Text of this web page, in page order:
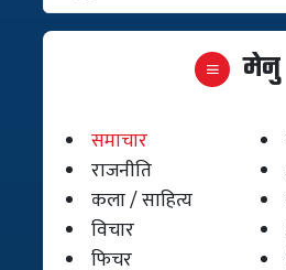
मेनु
समाचार
राजनीति
कला / साहित्य
विचार
फिचर